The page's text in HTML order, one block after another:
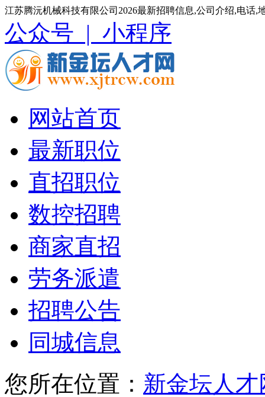
江苏腾沅机械科技有限公司2026最新招聘信息,公司介绍,电话,
公众号 | 小程序
网站首页
最新职位
直招职位
数控招聘
商家直招
劳务派遣
招聘公告
同城信息
您所在位置： 新金坛人才